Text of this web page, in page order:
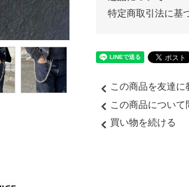
特定商取引法に基
この商品を友達に
この商品について
買い物を続ける